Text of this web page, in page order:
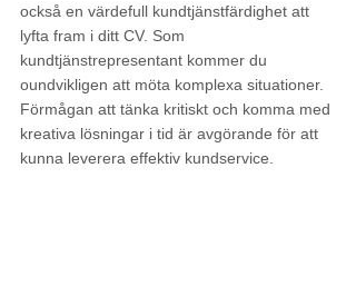
också en värdefull kundtjänstfärdighet att
lyfta fram i ditt CV. Som
kundtjänstrepresentant kommer du
oundvikligen att möta komplexa situationer.
Förmågan att tänka kritiskt och komma med
kreativa lösningar i tid är avgörande för att
kunna leverera effektiv kundservice.